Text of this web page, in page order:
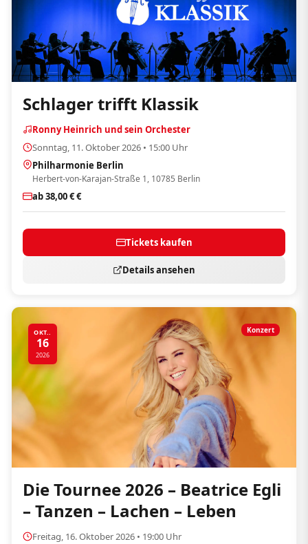
Schlager trifft Klassik
Ronny Heinrich und sein Orchester
Sonntag, 11. Oktober 2026 • 15:00 Uhr
Philharmonie Berlin
Herbert-von-Karajan-Straße 1, 10785 Berlin
ab 38,00 € €
Tickets kaufen
Details ansehen
OKT..
16
2026
Konzert
Die Tournee 2026 – Beatrice Egli
– Tanzen – Lachen – Leben
Freitag, 16. Oktober 2026 • 19:00 Uhr